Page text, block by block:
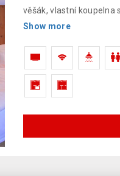
věšák, vlastní koupelna
Show more